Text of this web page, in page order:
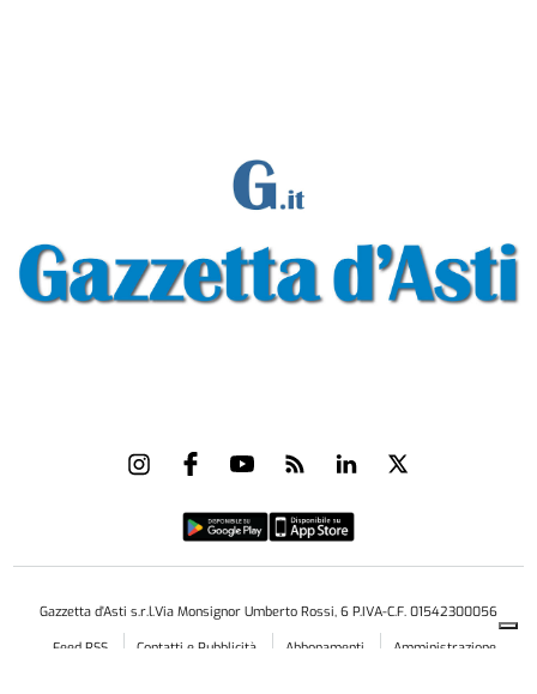
Gazzetta d'Asti s.r.l.Via Monsignor Umberto Rossi, 6 P.IVA-C.F. 01542300056
Feed RSS
Contatti e Pubblicità Abbonamenti
Amministrazione